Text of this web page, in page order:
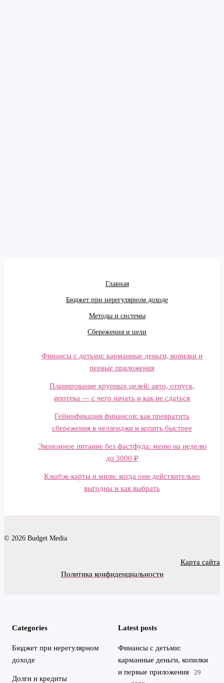
Главная
Бюджет при нерегулярном доходе
Методы и системы
Сбережения и цели
Финансы с детьми: карманные деньги, копилки и
первые приложения
Планирование крупных целей: авто, отпуск,
ипотека — с чего начать и как не сдаться
Геймификация финансов: как превратить
сбережения в челленджи и копить быстрее
Экономное питание без фастфуда: меню на неделю
до 3000 ₽
Кэшбэк-карты и мили: когда они действительно
выгодны и как выбрать
© 2026 Budget Media
Карта сайта
Политика конфиденциальности
Categories
Бюджет при нерегулярном
доходе
Долги и кредиты
Latest posts
Финансы с детьми:
карманные деньги, копилки
и первые приложения
29